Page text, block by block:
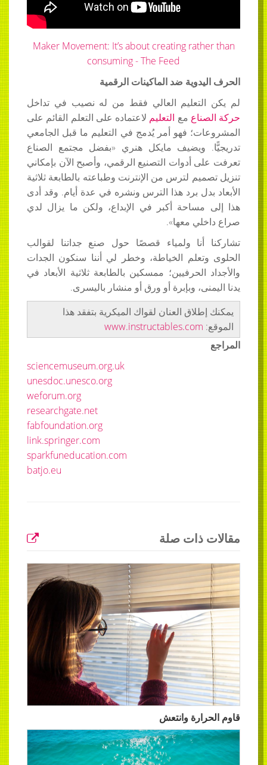
Maker Movement: It’s about creating rather than
consuming - The Feed
الحرف اليدوية ضد الماكينات الرقمية
لم يكن التعليم العالي فقط من له نصيب في تداخل
حركة الصناع مع التعليم لاعتماده على التعلم القائم على
المشروعات؛ فهو أمر يُدمج في التعليم ما قبل الجامعي
تدريجيًّا. ويضيف مايكل هنري «بفضل مجتمع الصناع
تعرفت على أدوات التصنيع الرقمي، وأصبح الآن بإمكاني
تنزيل تصميم لترس من الإنترنت وطباعته بالطابعة ثلاثية
الأبعاد بدل برد هذا الترس ونشره في عدة أيام. وقد أدى
هذا إلى مساحة أكبر في الإبداع، ولكن ما يزال لدي
صراع داخلي معها».
تشاركنا أنا ولمياء قصصًا حول صنع جداتنا لقوالب
الحلوى وتعلم الخياطة، وخطر لي أننا سنكون الجدات
والأجداد الحرفيين؛ ممسكين بالطابعة ثلاثية الأبعاد في
يدنا اليمنى، وبإبرة أو ورق أو منشار باليسرى.
يمكنك إطلاق العنان لقواك الميكرية بتفقد هذا
الموقع: www.instructables.com
المراجع
sciencemuseum.org.uk
unesdoc.unesco.org
weforum.org
researchgate.net
fabfoundation.org
link.springer.com
sparkfuneducation.com
batjo.eu
مقالات ذات صلة
قاوم الحرارة وانتعش